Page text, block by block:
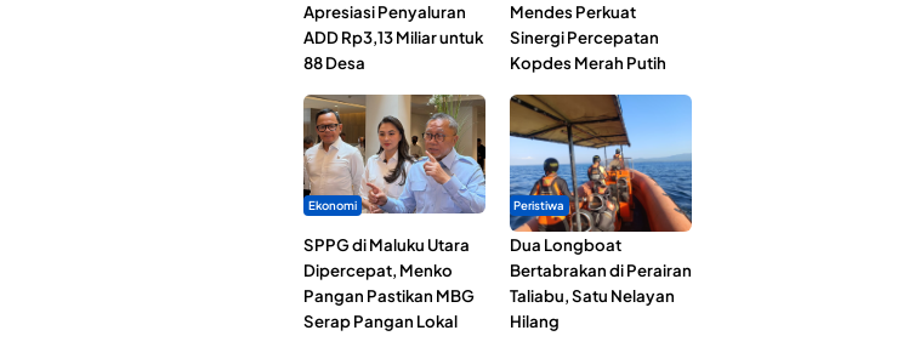
Apresiasi Penyaluran
ADD Rp3,13 Miliar untuk
88 Desa
Mendes Perkuat
Sinergi Percepatan
Kopdes Merah Putih
Ekonomi
SPPG di Maluku Utara
Dipercepat, Menko
Pangan Pastikan MBG
Serap Pangan Lokal
Peristiwa
Dua Longboat
Bertabrakan di Perairan
Taliabu, Satu Nelayan
Hilang